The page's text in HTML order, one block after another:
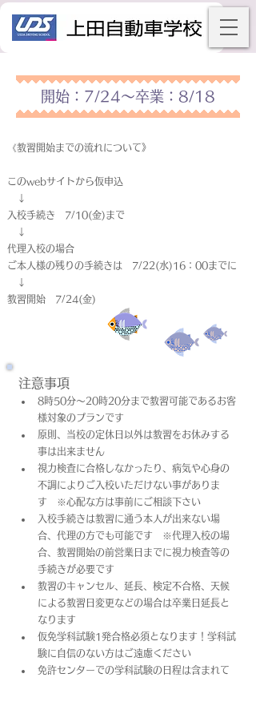
開始：7/24～卒業：8/18
《教習開始までの流れについて》
このwebサイトから仮申込
↓
入校手続き 7/10(金)まで
↓
代理入校の場合
ご本人様の残りの手続きは 7/22(水)16：00までに
↓
教習開始 7/24(金)
注意事項
8時50分～20時20分まで教習可能であるお客
様対象のプランです
原則、当校の定休日以外は教習をお休みする
事は出来ません
視力検査に合格しなかったり、病気や心身の
不調によりご入校いただけない事がありま
す　※心配な方は事前にご相談下さい
入校手続きは教習に通う本人が出来ない場
合、代理の方でも可能です　※代理入校の場
合、教習開始の前営業日までに視力検査等の
手続きが必要です
教習のキャンセル、延長、検定不合格、天候
による教習日変更などの場合は卒業日​延長と
なります
仮免学科試験1発合格必須となります！学科試
験に自信のない方はご遠慮ください
免許センターでの学科試験の日程は含まれて